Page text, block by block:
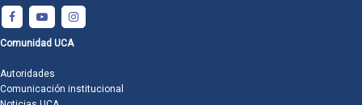
Comunidad UCA
Autoridades
Comunicación institucional